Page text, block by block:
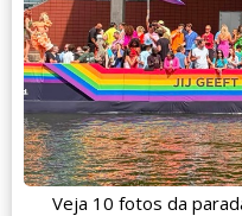
Veja 10 fotos da